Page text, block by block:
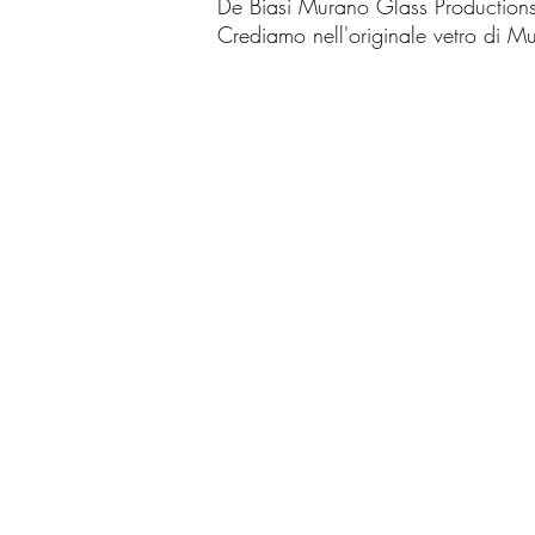
De Biasi Murano Glass Productions
Crediamo nell'originale vetro di